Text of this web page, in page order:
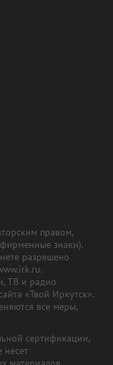
правом,
знаки).
разрешено
ТВ и радио
«Твой Иркутск».
все меры,
сертификации,
несет